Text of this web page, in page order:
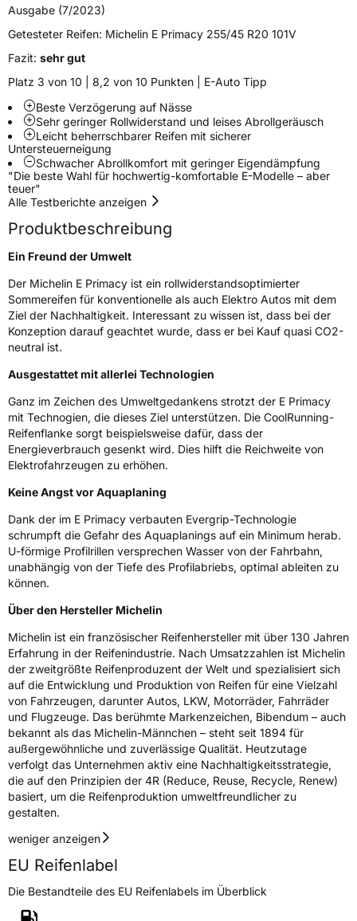
EU Label
EffizienzA
Nasshaftung B
Rollgeräusch (Klasse)B
Rollgeräusch (dB)70
FahrzeugklasseC1
EPREL ID1636829
Allgemeine Produktsicherheit (GPSR)
HerstellerkontaktMANUFACTURE FRANCAISE DES
PNEUMATIQUES MICHELIN, place des
Ausgabe (7/2023)
Getesteter Reifen: Michelin E Primacy 255/45 R20 101V
Fazit: sehr gut
Platz 3 von 10 | 8,2 von 10 Punkten | E-Auto Tipp
Beste Verzögerung auf Nässe
Sehr geringer Rollwiderstand und leises Abrollgeräusch
Leicht beherrschbarer Reifen mit sicherer
Untersteuerneigung
Schwacher Abrollkomfort mit geringer Eigendämpfung
"Die beste Wahl für hochwertig-komfortable E-Modelle – aber
teuer"
Alle Testberichte anzeigen
Produktbeschreibung
Ein Freund der Umwelt
Der Michelin E Primacy ist ein rollwiderstandsoptimierter
Sommereifen für konventionelle als auch Elektro Autos mit dem
Ziel der Nachhaltigkeit. Interessant zu wissen ist, dass bei der
Konzeption darauf geachtet wurde, dass er bei Kauf quasi CO2-
neutral ist.
Ausgestattet mit allerlei Technologien
Ganz im Zeichen des Umweltgedankens strotzt der E Primacy
mit Technogien, die dieses Ziel unterstützen. Die CoolRunning-
Reifenflanke sorgt beispielsweise dafür, dass der
Energieverbrauch gesenkt wird. Dies hilft die Reichweite von
Elektrofahrzeugen zu erhöhen.
Keine Angst vor Aquaplaning
Dank der im E Primacy verbauten Evergrip-Technologie
schrumpft die Gefahr des Aquaplanings auf ein Minimum herab.
U-förmige Profilrillen versprechen Wasser von der Fahrbahn,
unabhängig von der Tiefe des Profilabriebs, optimal ableiten zu
können.
Über den Hersteller Michelin
Michelin ist ein französischer Reifenhersteller mit über 130 Jahren
Erfahrung in der Reifenindustrie. Nach Umsatzzahlen ist Michelin
der zweitgrößte Reifenproduzent der Welt und spezialisiert sich
auf die Entwicklung und Produktion von Reifen für eine Vielzahl
von Fahrzeugen, darunter Autos, LKW, Motorräder, Fahrräder
und Flugzeuge. Das berühmte Markenzeichen, Bibendum – auch
bekannt als das Michelin-Männchen – steht seit 1894 für
außergewöhnliche und zuverlässige Qualität. Heutzutage
verfolgt das Unternehmen aktiv eine Nachhaltigkeitsstrategie,
die auf den Prinzipien der 4R (Reduce, Reuse, Recycle, Renew)
basiert, um die Reifenproduktion umweltfreundlicher zu
gestalten.
weniger anzeigen
EU Reifenlabel
Die Bestandteile des EU Reifenlabels im Überblick